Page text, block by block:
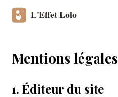
Mentions légales
1. Éditeur du site